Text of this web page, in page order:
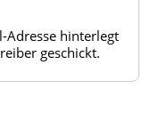
Adresse hinterlegt
geschickt.